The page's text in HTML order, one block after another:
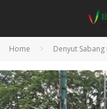
Home Denyut Sabang